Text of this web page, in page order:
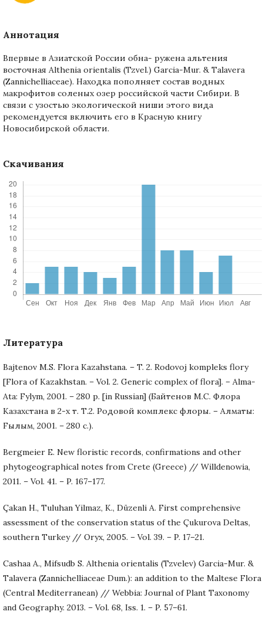
Аннотация
Впервые в Азиатской России обна- ружена альтения
восточная Althenia orientalis (Tzvel.) Garcia-Mur. & Talavera
(Zannichelliaceae). Находка пополняет состав водных
макрофитов соленых озер российской части Сибири. В
связи с узостью экологической ниши этого вида
рекомендуется включить его в Красную книгу
Новосибирской области.
Скачивания
Литература
Bajtenov M.S. Flora Kazahstana. – T. 2. Rodovoj kompleks flory
[Flora of Kazakhstan. – Vol. 2. Generic complex of flora]. – Alma-
Ata: Fylym, 2001. – 280 p. [in Russian] (Байтенов М.С. Флора
Казахстана в 2-х т. Т.2. Родовой комплекс флоры. – Алматы:
Fылым, 2001. – 280 с.).
Bergmeier E. New floristic records, confirmations and other
phytogeographical notes from Crete (Greece) // Willdenowia,
2011. – Vol. 41. – P. 167–177.
Çakan H., Tuluhan Yilmaz, K., Düzenli A. First comprehensive
assessment of the conservation status of the Çukurova Deltas,
southern Turkey // Oryx, 2005. – Vol. 39. – P. 17–21.
Cashaa A., Mifsudb S. Althenia orientalis (Tzvelev) Garcia-Mur. &
Talavera (Zannichelliaceae Dum.): an addition to the Maltese Flora
(Central Mediterranean) // Webbia: Journal of Plant Taxonomy
and Geography. 2013. – Vol. 68, Iss. 1. – P. 57–61.